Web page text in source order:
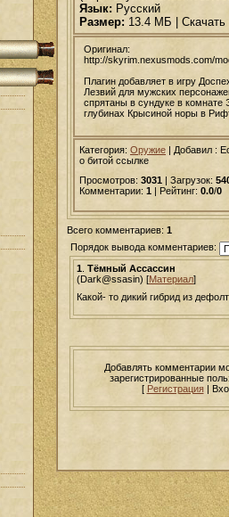
Язык: Русский
Размер: 13.4 МБ | Скачать
Оригинал:
http://skyrim.nexusmods.com/
Плагин добавляет в игру
Лезвий для мужских
спрятаны в сундуке в комнате
глубинах Крысиной норы в
Категория: Оружие | Добавил :
о битой ссылке
Просмотров: 3031 | Загрузок:
Комментарии: 1 | Рейтинг: 0.0/0
Всего комментариев: 1
Порядок вывода комментариев:
1 Тёмный Ассассин
(Dark@ssasin) [Материал]
Какой- то дикий гибрид из
Добавлять комментарии
зарегистрированные
[ Регистрация|